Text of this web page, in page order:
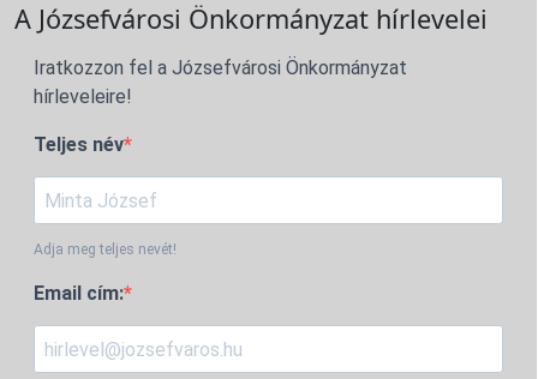
A Józsefvárosi Önkormányzat hírlevelei
Iratkozzon fel a Józsefvárosi Önkormányzat
hírleveleire!
Teljes név
Adja meg teljes nevét!
Email cím: